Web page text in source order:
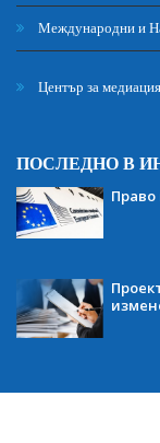
Международни и
Център за медиация
ПОСЛЕДНО В
Право